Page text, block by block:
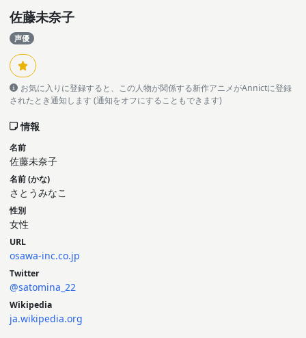
佐藤未奈子
声優
お気に入りに登録すると、この人物が関係する新作アニメがAnnictに登録
されたとき通知します (通知をオフにすることもできます)
情報
名前
佐藤未奈子
名前 (かな)
さとうみなこ
性別
女性
URL
osawa-inc.co.jp
Twitter
@satomina_22
Wikipedia
ja.wikipedia.org